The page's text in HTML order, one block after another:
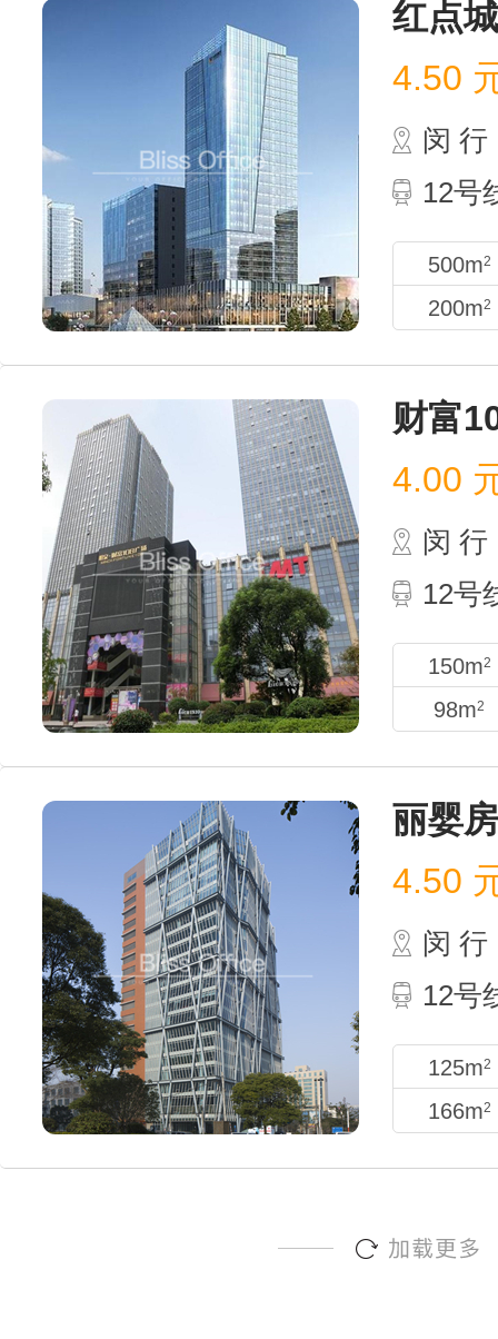
500m2
红点城
4.50
闵 行
12号
500m2
200m 2
财富
4.00
闵 行
12
150m2
98m2
丽婴
4.50
闵 行
12号
125m2